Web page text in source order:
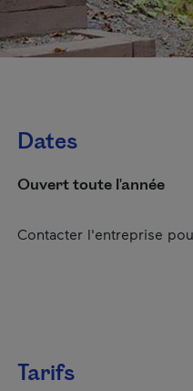
Dates
Ouvert toute l'année
Contacter l'entreprise
Tarifs